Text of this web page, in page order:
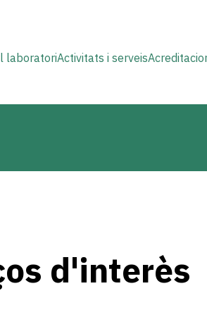
laboratoriActivitats i serveis
d'interès